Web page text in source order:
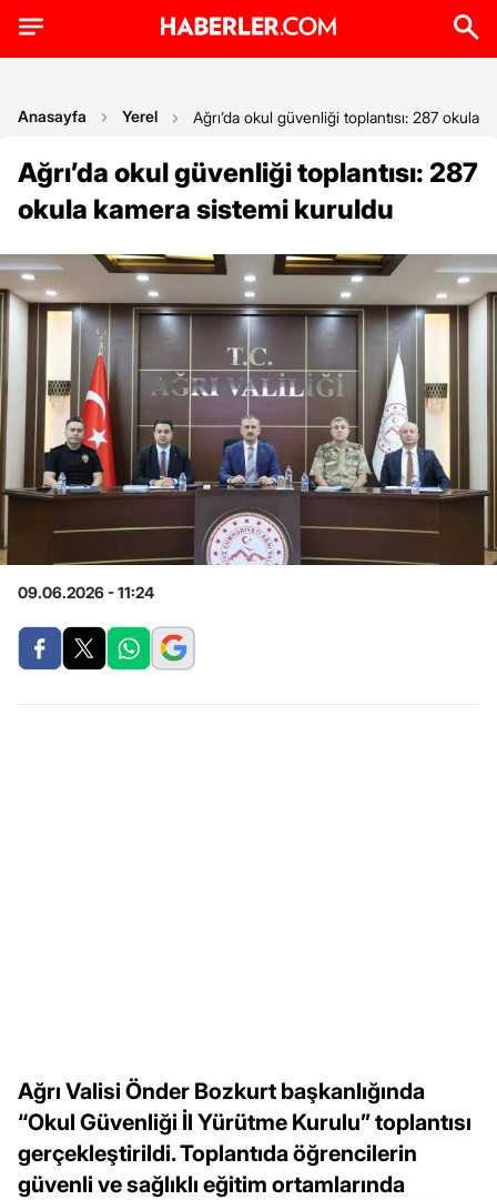
Anasayfa Yerel Ağrı’da okul güvenliği toplantısı: 287 okula
Ağrı’da okul güvenliği toplantısı: 287
okula kamera sistemi kuruldu
09.06.2026 - 11:24
Ağrı Valisi Önder Bozkurt başkanlığında
“Okul Güvenliği İl Yürütme Kurulu” toplantısı
gerçekleştirildi. Toplantıda öğrencilerin
güvenli ve sağlıklı eğitim ortamlarında